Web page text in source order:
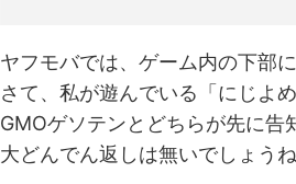
ヤフモバでは、ゲーム内の下部
さて、私が遊んでいる「にじよ
GMOゲソテンとどちらが先に告
大どんでん返しは無いでしょうね